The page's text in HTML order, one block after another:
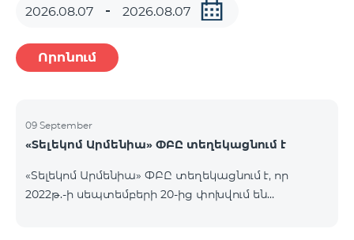
Որոնում
09 September
«Տելեկոմ Արմենիա» ՓԲԸ տեղեկացնում է
«Տելեկոմ Արմենիա» ՓԲԸ տեղեկացնում է, որ
2022թ.-ի սեպտեմբերի 20-ից փոխվում են